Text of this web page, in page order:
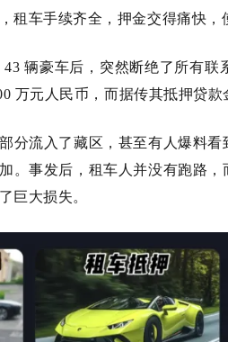
租车手续齐全，押金交得痛快，
43 辆豪车后，突然断绝了所有联
万元人民币，而据传其抵押贷款
分流入了藏区，甚至有人爆料
。事发后，租车人并没有跑路
巨大损失。